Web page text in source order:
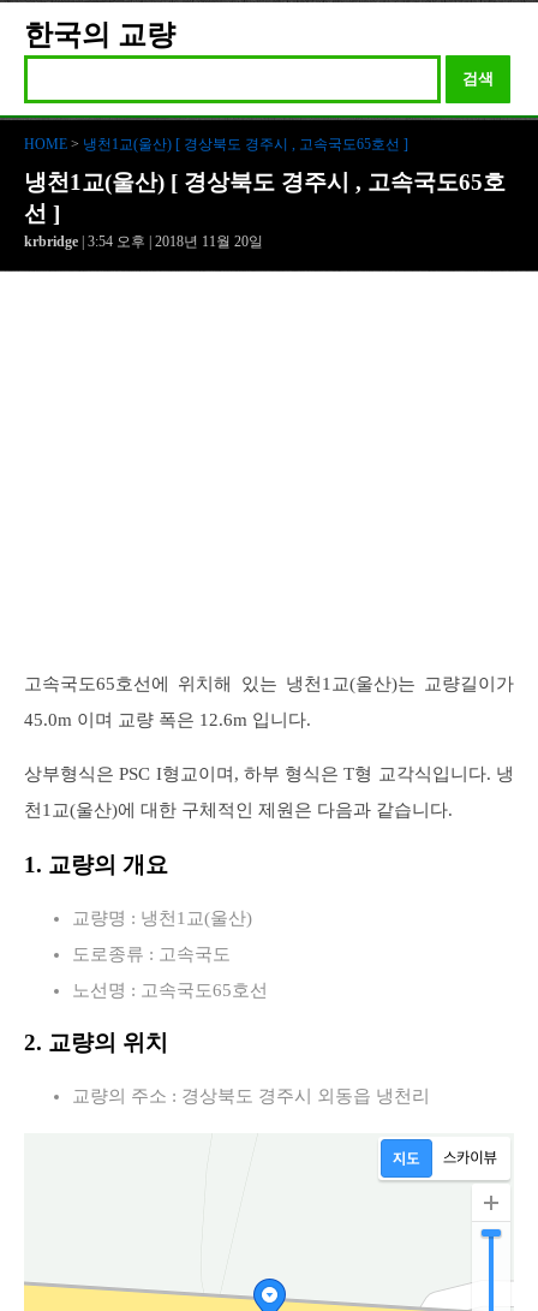
한국의 교량
검색
HOME > 냉천1교(울산) [ 경상북도 경주시 , 고속국도65호선 ]
냉천1교(울산) [ 경상북도 경주시 , 고속국도65호
선 ]
krbridge | 3:54 오후 | 2018년 11월 20일
고속국도65호선에 위치해 있는 냉천1교(울산)는 교량길이가
45.0m 이며 교량 폭은 12.6m 입니다.
상부형식은 PSC I형교이며, 하부 형식은 T형 교각식입니다. 냉
천1교(울산)에 대한 구체적인 제원은 다음과 같습니다.
1. 교량의 개요
교량명 : 냉천1교(울산)
도로종류 : 고속국도
노선명 : 고속국도65호선
2. 교량의 위치
교량의 주소 : 경상북도 경주시 외동읍 냉천리